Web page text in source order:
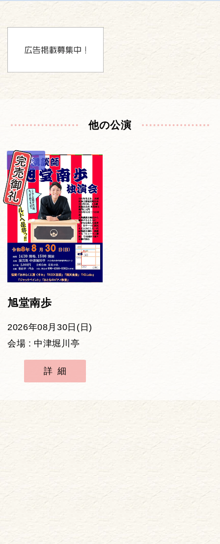
他の公演
講談
旭堂南歩
2026年08月30日(日)
会場 : 中津堀川亭
詳細